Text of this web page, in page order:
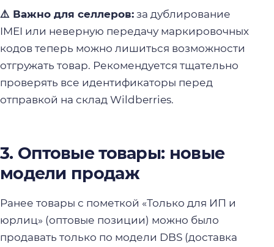
⚠️ Важно для селлеров: за дублирование
IMEI или неверную передачу маркировочных
кодов теперь можно лишиться возможности
отгружать товар. Рекомендуется тщательно
проверять все идентификаторы перед
отправкой на склад Wildberries.
3. Оптовые товары: новые
модели продаж
Ранее товары с пометкой «Только для ИП и
юрлиц» (оптовые позиции) можно было
продавать только по модели DBS (доставка